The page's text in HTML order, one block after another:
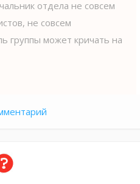
отдела не совсем
не совсем
группы может кричать на